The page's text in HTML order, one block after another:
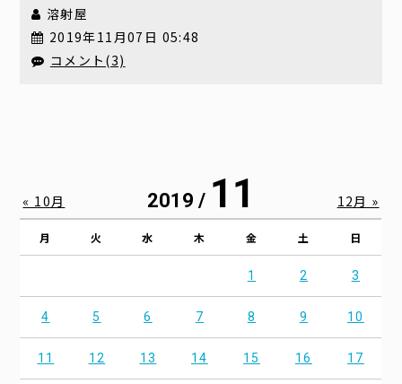
溶射屋
2019年11月07日 05:48
コメント(3)
2019 / 11
月 火 水 木 金 土 日
1 2 3
4 5 6 7 8 9 10
11 12 13 14 15 16 17
« 10月 12月 »